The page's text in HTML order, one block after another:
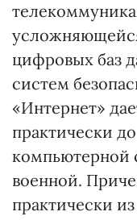
цифровых баз
систем
«Интернет»
практически
компьютерной
военной.
практически